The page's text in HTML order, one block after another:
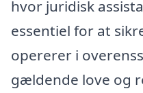
hvor juridisk
essentiel for at
opererer i
gældende love og